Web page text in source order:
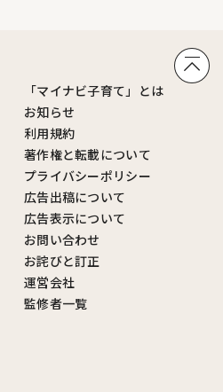
「マイナビ子育て」とは
お知らせ
利用規約
著作権と転載について
プライバシーポリシー
広告出稿について
広告表示について
お問い合わせ
お詫びと訂正
運営会社
監修者一覧